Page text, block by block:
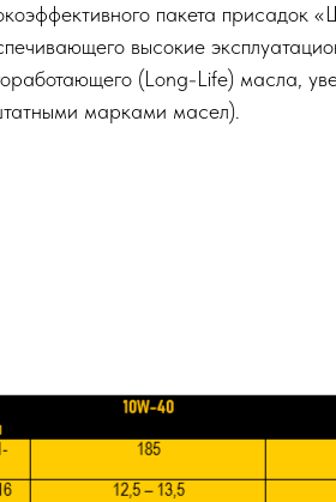
пакета присадок
высокие
(Long-Life) масла,
марками масел).